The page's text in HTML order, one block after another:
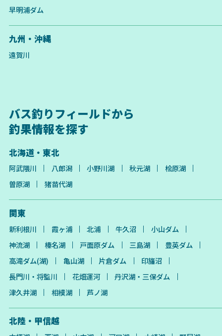
早明浦ダム
九州・沖縄
遠賀川
バス釣りフィールドから
釣果情報を探す
北海道・東北
阿武隈川 八郎潟 小野川湖 秋元湖
桧原湖
曽原湖
猪苗代湖
関東
新利根川 霞ヶ浦 北浦 牛久沼
小山ダム
神流湖
榛名湖 戸面原ダム 三島湖
豊英ダム
高滝ダム(湖)
亀山湖 片倉ダム
印旛沼
長門川・将監川
花畑運河
丹沢湖・三保ダム
津久井湖
相模湖 芦ノ湖
北陸・甲信越